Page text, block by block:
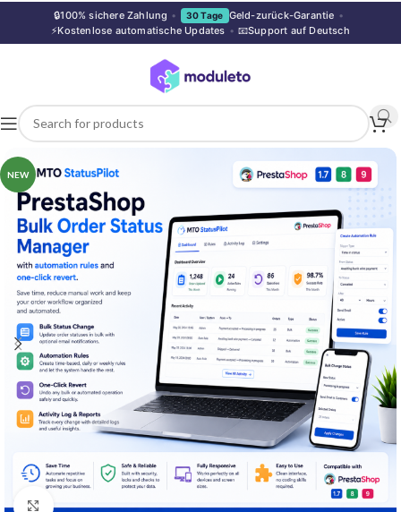
🔒100% sichere Zahlung • 30 Tage Geld-zurück-Garantie •
⚡Kostenlose automatische Updates • 📧Support auf Deutsch
NEW
Click to enlarge